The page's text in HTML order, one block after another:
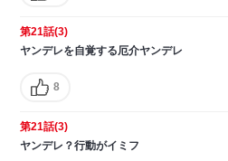
第21話(3)
ヤンデレを自覚する厄介ヤンデレ
8
第21話(3)
ヤンデレ？行動がイミフ